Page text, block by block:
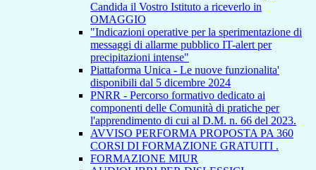
Candida il Vostro Istituto a riceverlo in
OMAGGIO
"Indicazioni operative per la sperimentazione di
messaggi di allarme pubblico IT-alert per
precipitazioni intense"
Piattaforma Unica - Le nuove funzionalita'
disponibili dal 5 dicembre 2024
PNRR - Percorso formativo dedicato ai
componenti delle Comunità di pratiche per
l'apprendimento di cui al D.M. n. 66 del 2023.
AVVISO PERFORMA PROPOSTA PA 360
CORSI DI FORMAZIONE GRATUITI .
FORMAZIONE MIUR